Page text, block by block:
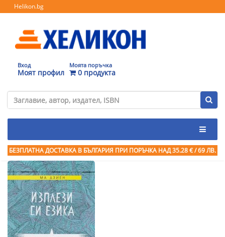
Helikon.bg
Вход
Моят профил
Моята поръчка
0 продукта
БЕЗПЛАТНА ДОСТАВКА В БЪЛГАРИЯ ПРИ ПОРЪЧКА НАД 35.28 € / 69 ЛВ.